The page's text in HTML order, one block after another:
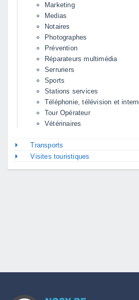
Marketing
Medias
Notaires
Photographes
Prévention
Réparateurs multimédia
Serruriers
Sports
Stations services
Téléphonie, télévision et
Tour Opérateur
Vétérinaires
Transports
Visites touristiques